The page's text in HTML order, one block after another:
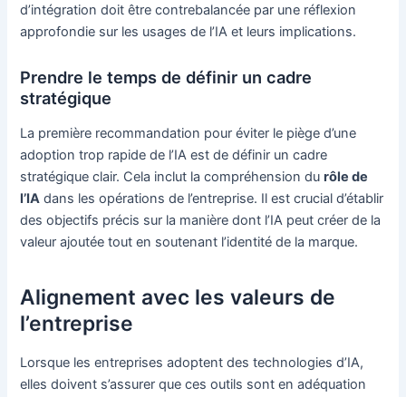
d’intégration doit être contrebalancée par une réflexion
approfondie sur les usages de l’IA et leurs implications.
Prendre le temps de définir un cadre
stratégique
La première recommandation pour éviter le piège d’une
adoption trop rapide de l’IA est de définir un cadre
stratégique clair. Cela inclut la compréhension durôle de
l’IA dans les opérations de l’entreprise. Il est crucial d’établir
des objectifs précis sur la manière dont l’IA peut créer de la
valeur ajoutée tout en soutenant l’identité de la marque.
Alignement avec les valeurs de
l’entreprise
Lorsque les entreprises adoptent des technologies d’IA,
elles doivent s’assurer que ces outils sont en adéquation